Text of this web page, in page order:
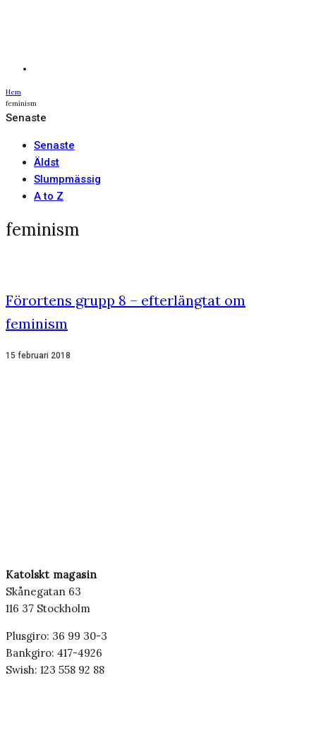
Hem
feminism
Senaste
Senaste
Äldst
Slumpmässig
A to Z
feminism
Förortens grupp 8 – efterlängtat om
feminism
15 februari 2018
Katolskt magasin
Skånegatan 63
116 37 Stockholm
Plusgiro: 36 99 30-3
Bankgiro: 417-4926
Swish: 123 558 92 88